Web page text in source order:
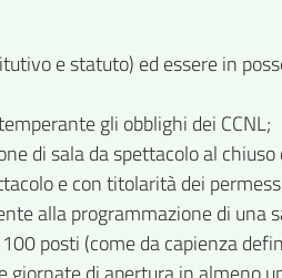
e statuto) ed essere in
gli obblighi dei CCNL;
di sala da spettacolo al
e con titolarità dei
alla programmazione di
posti (come da capienza